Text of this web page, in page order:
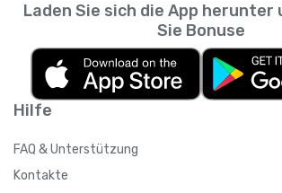
Hilfe
FAQ & Unterstützung
Kontakte
Laden Sie sich die App herunter
Sie Bonuse